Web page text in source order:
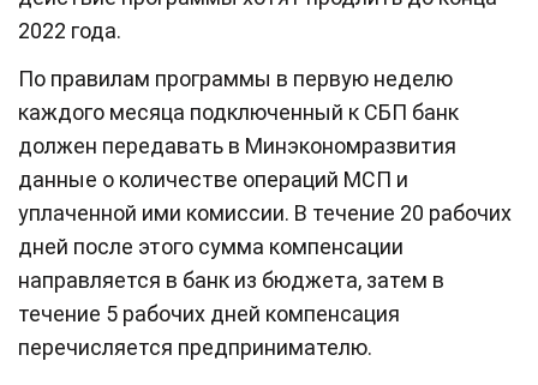
2022 года.
По правилам программы в первую неделю
каждого месяца подключенный к СБП банк
должен передавать в Минэкономразвития
данные о количестве операций МСП и
уплаченной ими комиссии. В течение 20 рабочих
дней после этого сумма компенсации
направляется в банк из бюджета, затем в
течение 5 рабочих дней компенсация
перечисляется предпринимателю.